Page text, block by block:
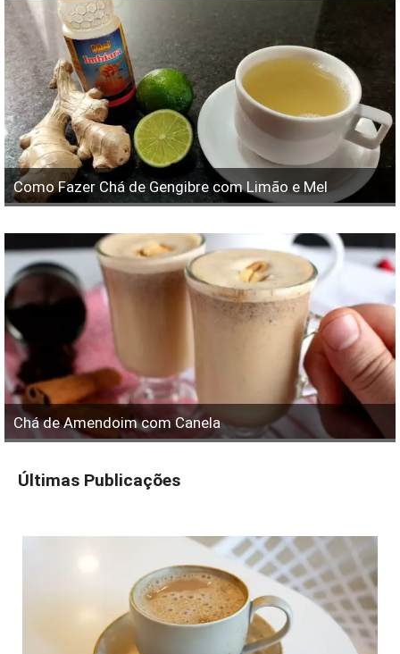
Como Fazer Chá de Gengibre com Limão e Mel
Chá de Amendoim com Canela
Últimas Publicações